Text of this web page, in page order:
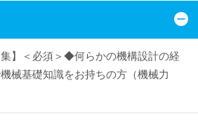
集】＜必須＞◆何らかの機構設計の経
械基礎知識をお持ちの方（機械力